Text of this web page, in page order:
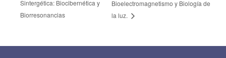
Sintergética: Biocibernética y
Biorresonancias
Bioelectromagnetismo y Biología de
la luz.